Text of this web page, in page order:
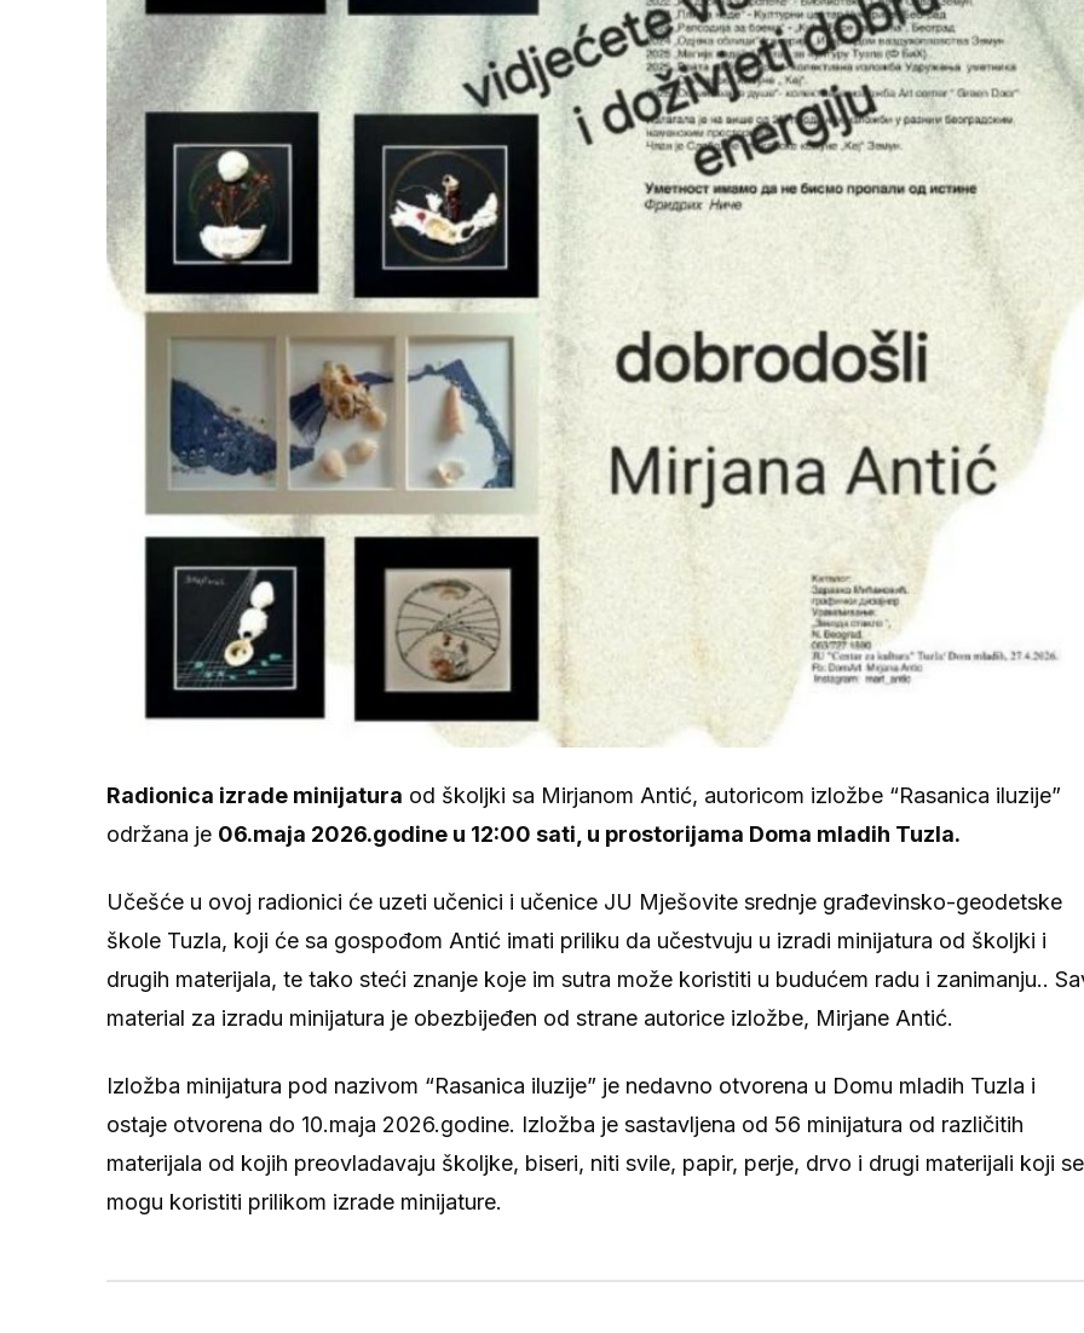
Radionica izrade minijatura od školjki sa Mirjanom Antić, autoricom izložbe “Rasanica iluzije”
održana je 06.maja 2026.godine u 12:00 sati, u prostorijama Doma mladih Tuzla.
Učešće u ovoj radionici će uzeti učenici i učenice JU Mješovite srednje građevinsko-geodetske
škole Tuzla, koji će sa gospođom Antić imati priliku da učestvuju u izradi minijatura od školjki i
drugih materijala, te tako steći znanje koje im sutra može koristiti u budućem radu i zanimanju..
material za izradu minijatura je obezbijeđen od strane autorice izložbe, Mirjane Antić.
Izložba minijatura pod nazivom “Rasanica iluzije” je nedavno otvorena u Domu mladih Tuzla i
ostaje otvorena do 10.maja 2026.godine. Izložba je sastavljena od 56 minijatura od različitih
materijala od kojih preovladavaju školjke, biseri, niti svile, papir, perje, drvo i drugi materijali koji se
mogu koristiti prilikom izrade minijature.